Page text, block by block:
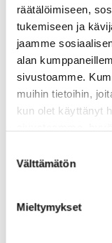
räätälöimiseen,
tukemiseen ja
jaamme
alan
sivustoamme.
muihin tietoihin,
kun olet käyttänyt
valinta
Välttämätön
Mieltymykset